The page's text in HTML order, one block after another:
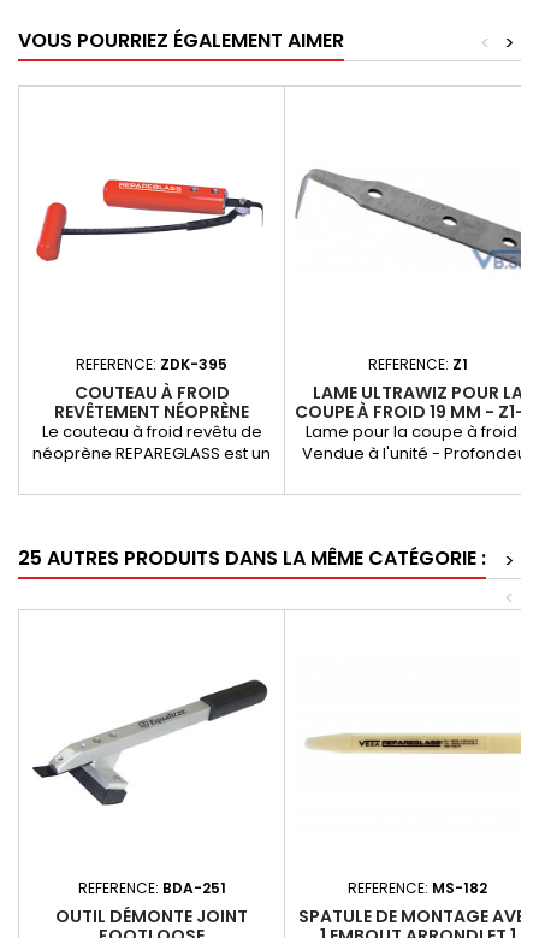
VOUS POURRIEZ ÉGALEMENT AIMER >
<
REFERENCE: ZDK-395
COUTEAU À FROID
REVÊTEMENT NÉOPRÈNE
Le couteau à froid revêtu de
néoprène REPAREGLASS est un
professionnels de la pose de
par son revêtement en
néoprène qui offre une prise
en main plus sûre, tout en
monde entier, ce...
REFERENCE: Z1
LAME ULTRAWIZ POUR LA
COUPE À FROID 19 MM - Z1- À
L'UNITÉ
Lame pour la coupe à froid -
Vendue à l'unité - Profondeur
CARTON DE 10
25 AUTRES PRODUITS DANS LA MÊME CATÉGORIE :
>
<
REFERENCE: BDA-251
OUTIL DÉMONTE JOINT
REFERENCE: MS-182
SPATULE DE MONTAGE AVEC